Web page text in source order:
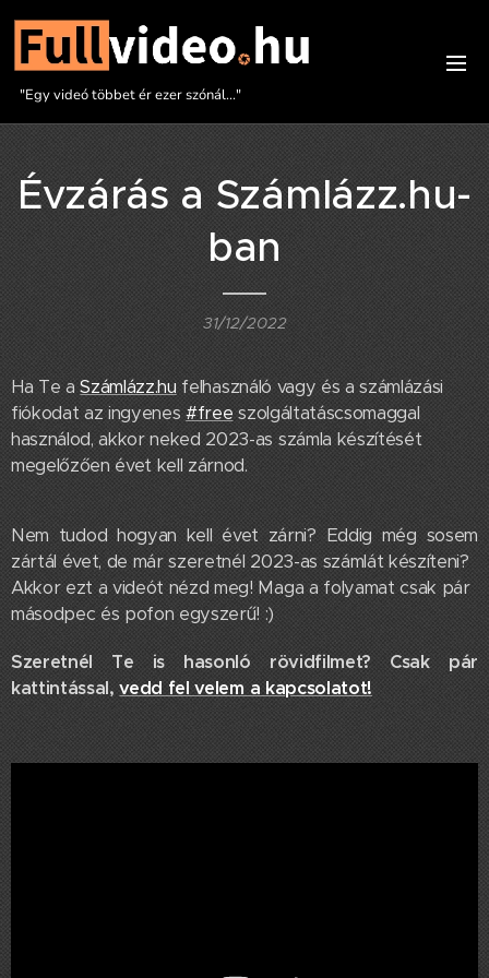
"Egy videó többet ér ezer szónál..."
Évzárás a Számlázz.hu-
ban
31/12/2022
Ha Te aSzámlázz.hufelhasználó vagy és a számlázási
fiókodat az ingyenes#freeszolgáltatáscsomaggal
használod, akkor neked 2023-as számla készítését
megelőzően évet kell zárnod.
Nem tudod hogyan kell évet zárni? Eddig még sosem
zártál évet, de már szeretnél 2023-as számlát készíteni?
Akkor ezt a videót nézd meg! Maga a folyamat csak pár
másodpec és pofon egyszerű! :)
Szeretnél Te is hasonló rövidfilmet? Csak pár
kattintással,vedd fel velem a kapcsolatot!